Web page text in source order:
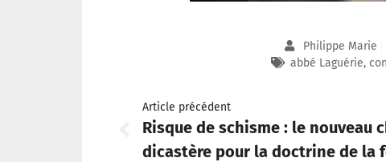
Philippe Marie
abbé Laguérie,
Article précédent
Risque de schisme : le nouveau
dicastère pour la doctrine de la